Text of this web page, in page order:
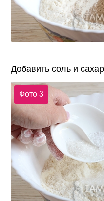
Добавить соль и
Фото 3